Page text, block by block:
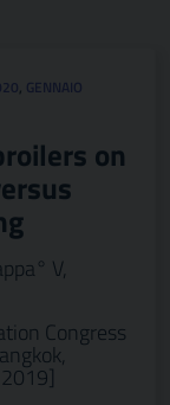
, GENNAIO
on
V,
Congress